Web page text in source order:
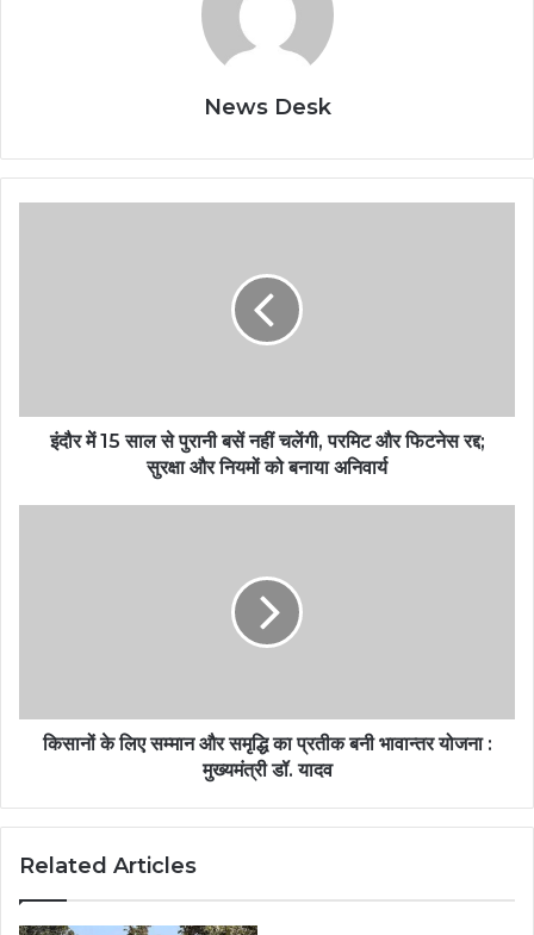
News Desk
इंदौर में 15 साल से पुरानी बसें नहीं चलेंगी, परमिट और फिटनेस रद्द;
सुरक्षा और नियमों को बनाया अनिवार्य
किसानों के लिए सम्मान और समृद्धि का प्रतीक बनी भावान्तर योजना :
मुख्यमंत्री डॉ. यादव
Related Articles